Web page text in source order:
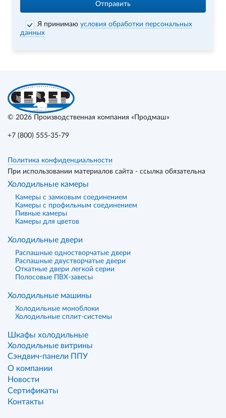
Отправить
Я принимаюусловия обработки персональных
данных
© 2026 Производственная компания «Продмаш»
+7 (800) 555-35-79
Политика конфиденциальности
При использовании материалов сайта - ссылка обязательна
Холодильные камеры
Камеры с замковым соединением
Камеры с профильным соединением
Пивные камеры
Камеры для цветов
Холодильные двери
Распашные одностворчатые двери
Распашные двустворчатые двери
Откатные двери легкой серии
Полосовые ПВХ-завесы
Холодильные машины
Холодильные моноблоки
Холодильные сплит-системы
Шкафы холодильные
Холодильные витрины
Сэндвич-панели ППУ
О компании
Новости
Сертификаты
Контакты